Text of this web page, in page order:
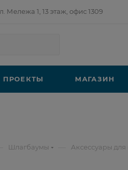
Мележа 1, 13 этаж, офис 1309
ПРОЕКТЫ МАГАЗИН
Шлагбаумы Аксессуары